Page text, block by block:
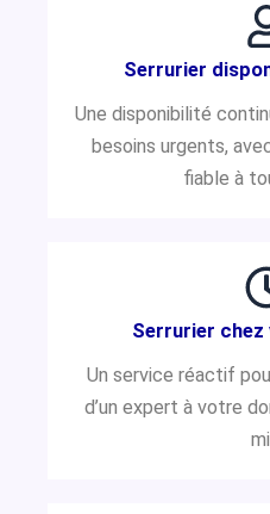
Serrurier
Une disponibilité
besoins urgents,
fiable à
Serrurier chez
Un service réactif
d’un expert à votre